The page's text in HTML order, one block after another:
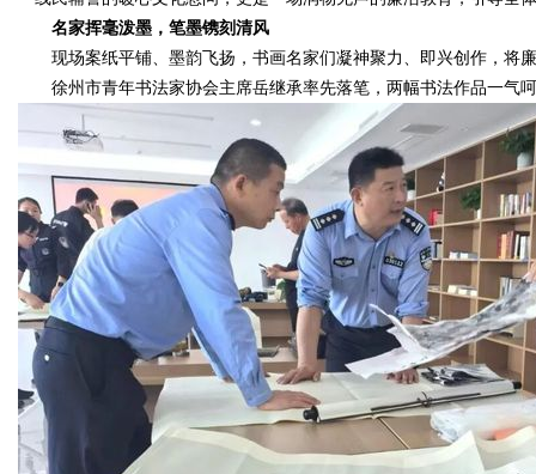
名家挥毫泼墨，笔墨镌刻清风
现场案纸平铺、墨韵飞扬，书画名家们凝神聚力、即兴创作，将
徐州市青年书法家协会主席岳继承率先落笔，两幅书法作品一气